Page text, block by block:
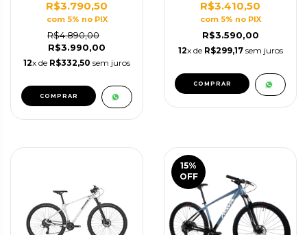
R$3.790,50
com 5% no PIX
R$4.890,00
R$3.990,00
12x de R$332,50 sem juros
COMPRAR
R$3.410,50
com 5% no PIX
R$3.590,00
12x de R$299,17sem juros
COMPRAR
15%
OFF